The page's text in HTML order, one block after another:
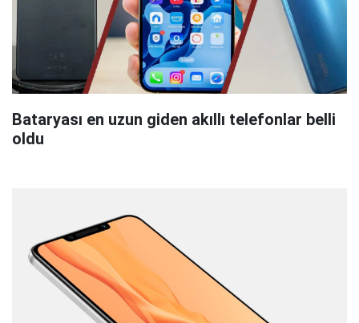
Bataryası en uzun giden akıllı telefonlar belli
oldu